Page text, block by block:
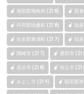
海部郡飛鳥村 (218) 西
丹羽郡扶桑町 (218) 知
知多郡東浦町 (217) 知
岡崎市 (217) 豊田市
高浜市 (218) 知立市
みよし市 (219) 額田郡